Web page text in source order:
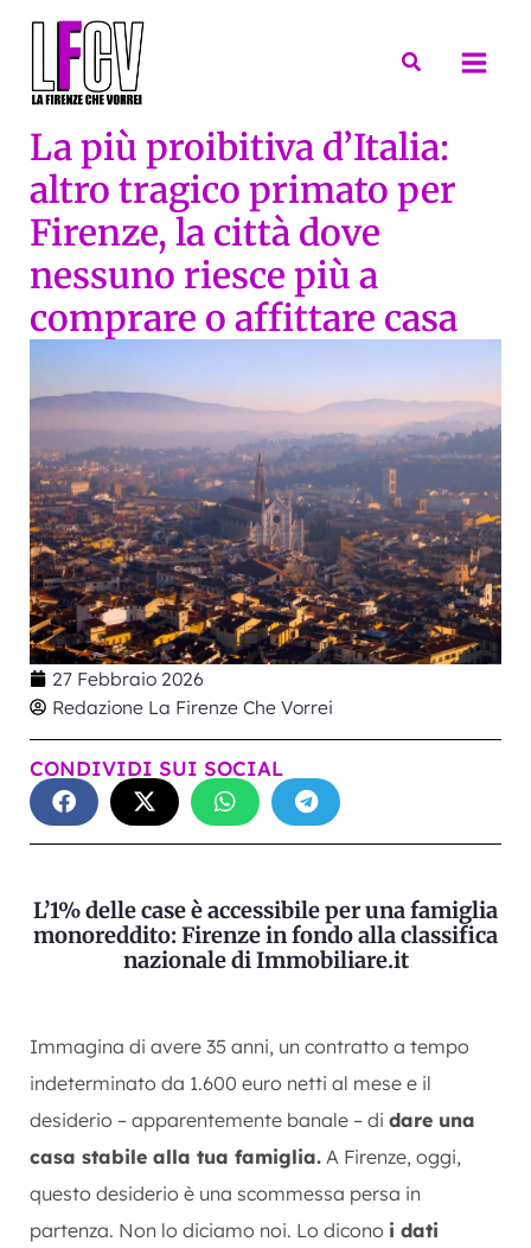
Cerca
La più proibitiva d’Italia:
altro tragico primato per
Firenze, la città dove
nessuno riesce più a
comprare o affittare casa
27 Febbraio 2026
Redazione La Firenze Che Vorrei
CONDIVIDI SUI SOCIAL
L’1% delle case è accessibile per una famiglia
monoreddito: Firenze in fondo alla classifica
nazionalediImmobiliare.it
Immagina di avere 35 anni, un contratto a tempo
indeterminato da 1.600 euro netti al mese e il
desiderio – apparentemente banale – di dare una
casa stabile alla tua famiglia. A Firenze, oggi,
questo desiderio è una scommessa persa in
partenza. Non lo diciamo noi. Lo dicono i dati